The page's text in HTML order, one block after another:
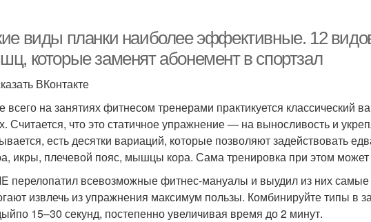
виды планки наиболее эффективные. 12
которые заменят абонемент в спортзал
ВКонтакте
всего на занятиях фитнесом тренерами практикуется классический
Считается, что это статичное упражнение — на выносливость и
есть десятки вариаций, которые позволяют задействовать
икры, плечевой пояс, мышцы кора. Сама тренировка при этом
перелопатил всевозможные фитнес-мануалы и выудил из них
извлечь из упражнения максимум пользы. Комбинируйте типы в
15–30 секунд, постепенно увеличивая время до 2 минут.